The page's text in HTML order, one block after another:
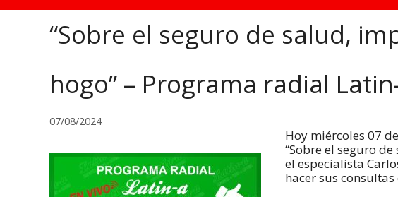
“Sobre el seguro de salud,
hogo” – Programa radial
07/08/2024
Hoy miércoles 07
“Sobre el seguro
el especialista
hacer sus consultas